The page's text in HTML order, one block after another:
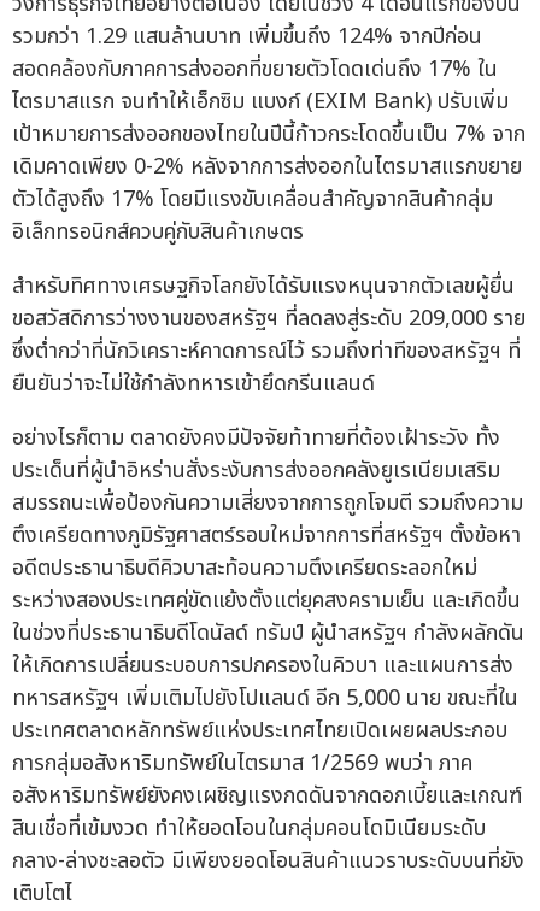
รวมกว่า 1.29 แสนล้านบาท เพิ่มขึ้นถึง 124% จากปีก่อน
สอดคล้องกับภาคการส่งออกที่ขยายตัวโดดเด่นถึง 17% ใน
ไตรมาสแรก จนทำให้เอ็กซิม แบงก์ (EXIM Bank) ปรับเพิ่ม
เป้าหมายการส่งออกของไทยในปีนี้ก้าวกระโดดขึ้นเป็น 7% จาก
เดิมคาดเพียง 0-2% หลังจากการส่งออกในไตรมาสแรกขยาย
ตัวได้สูงถึง 17% โดยมีแรงขับเคลื่อนสำคัญจากสินค้ากลุ่ม
อิเล็กทรอนิกส์ควบคู่กับสินค้าเกษตร
สำหรับทิศทางเศรษฐกิจโลกยังได้รับแรงหนุนจากตัวเลขผู้ยื่น
ขอสวัสดิการว่างงานของสหรัฐฯ ที่ลดลงสู่ระดับ 209,000 ราย
ซึ่งต่ำกว่าที่นักวิเคราะห์คาดการณ์ไว้ รวมถึงท่าทีของสหรัฐฯ ที่
ยืนยันว่าจะไม่ใช้กำลังทหารเข้ายึดกรีนแลนด์
อย่างไรก็ตาม ตลาดยังคงมีปัจจัยท้าทายที่ต้องเฝ้าระวัง ทั้ง
ประเด็นที่ผู้นำอิหร่านสั่งระงับการส่งออกคลังยูเรเนียมเสริม
สมรรถนะเพื่อป้องกันความเสี่ยงจากการถูกโจมตี รวมถึงความ
ตึงเครียดทางภูมิรัฐศาสตร์รอบใหม่จากการที่สหรัฐฯ ตั้งข้อหา
อดีตประธานาธิบดีคิวบาสะท้อนความตึงเครียดระลอกใหม่
ระหว่างสองประเทศคู่ขัดแย้งตั้งแต่ยุคสงครามเย็น และเกิดขึ้น
ในช่วงที่ประธานาธิบดีโดนัลด์ ทรัมป์ ผู้นำสหรัฐฯ กำลังผลักดัน
ให้เกิดการเปลี่ยนระบอบการปกครองในคิวบา และแผนการส่ง
ทหารสหรัฐฯ เพิ่มเติมไปยังโปแลนด์ อีก 5,000 นาย ขณะที่ใน
ประเทศตลาดหลักทรัพย์แห่งประเทศไทยเปิดเผยผลประกอบ
การกลุ่มอสังหาริมทรัพย์ในไตรมาส 1/2569 พบว่า ภาค
อสังหาริมทรัพย์ยังคงเผชิญแรงกดดันจากดอกเบี้ยและเกณฑ์
สินเชื่อที่เข้มงวด ทำให้ยอดโอนในกลุ่มคอนโดมิเนียมระดับ
กลาง-ล่างชะลอตัว มีเพียงยอดโอนสินค้าแนวราบระดับบนที่ยัง
เติบโตไ